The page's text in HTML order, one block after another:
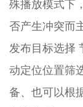
殊播放模式下
否产生冲突而
发布目标选择
动定位位置筛
备、也可以根